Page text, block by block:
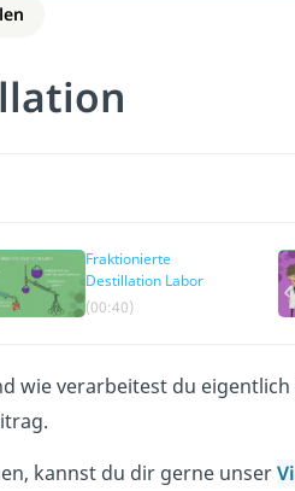
Fraktionierte
Destillation Labor
(00:40)
wie verarbeitest du eigentlich
kannst du dir gerne unser